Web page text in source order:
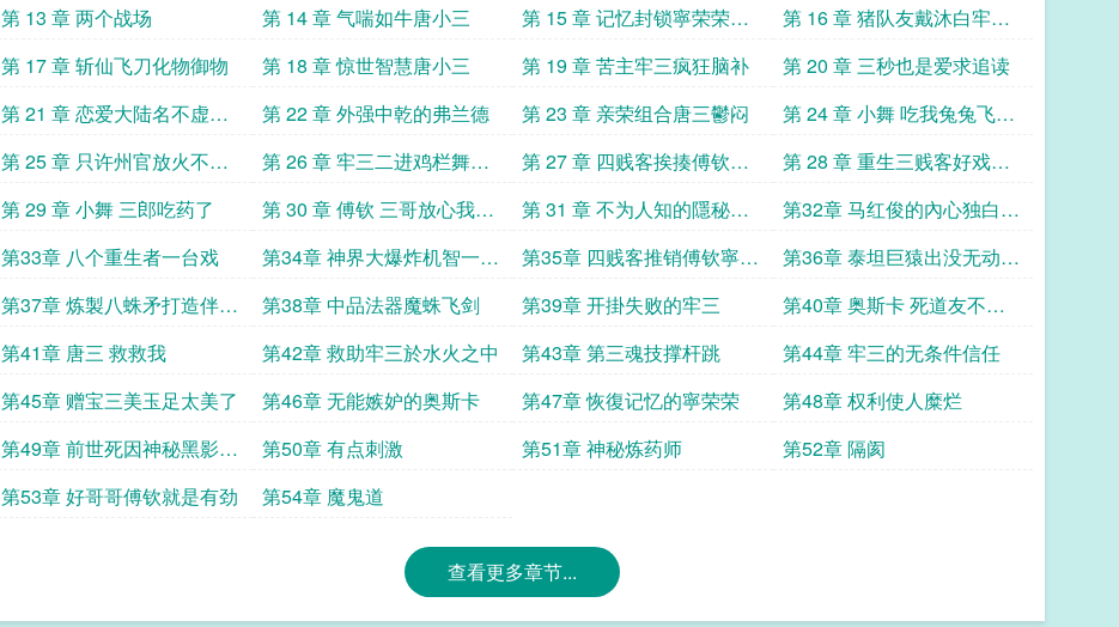
劲
第 13 章 两个战场
第 14 章 气喘如牛唐小三
第 15 章 记忆封锁寧荣荣朱
竹清
第 16 章 猪队友戴沐白牢三
人设崩了
第 17 章 斩仙飞刀化物御物 第 18 章 惊世智慧唐小三 第 19 章 苦主牢三疯狂脑补
第 20 章 三秒也是爱求追读
第 21 章 恋爱大陆名不虚传
求追读
第 22 章 外强中乾的弗兰德 第 23 章 亲荣组合唐三鬱闷
第 24 章 小舞 吃我兔兔飞踢
求追读
第 25 章 只许州官放火不许
百姓点灯哈基舞不愧是你求
追读
第 26 章 牢三二进鸡栏舞姐
太主动b一￣▽￣d
第 27 章 四贱客挨揍傅钦独
善其身
第 28 章 重生三贱客好戏即
將登场
第 29 章 小舞 三郎吃药了
第 30 章 傅钦 三哥放心我会
照顾好嫂子的
第 31 章 不为人知的隱秘早
亡的寧荣荣和朱竹清
第32章 马红俊的內心独白神
界的黑暗面
第33章 八个重生者一台戏
第34章 神界大爆炸机智一批
霍雨浩
第35章 四贱客推销傅钦寧荣
荣霸气护夫
第36章 泰坦巨猿出没无动於
衷的四贱客
第37章 炼製八蛛矛打造伴身
法宝
第38章 中品法器魔蛛飞剑 第39章 开掛失败的牢三
第40章 奥斯卡 死道友不死
贫道
第41章 唐三 救救我 第42章 救助牢三於水火之中 第43章 第三魂技撑杆跳
第44章 牢三的无条件信任
第45章 赠宝三美玉足太美了
第46章 无能嫉妒的奥斯卡 第47章 恢復记忆的寧荣荣
第48章 权利使人糜烂
第49章 前世死因神秘黑影的
夺舍
第50章 有点刺激 第51章 神秘炼药师
第52章 隔阂
第53章 好哥哥傅钦就是有劲
第54章 魔鬼道
查看更多章节...